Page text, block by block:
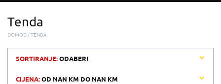
Tenda
DOMOD TENDA
SORTIRANJE:ODABERI
CIJENA:OD NAN KM DO NAN KM